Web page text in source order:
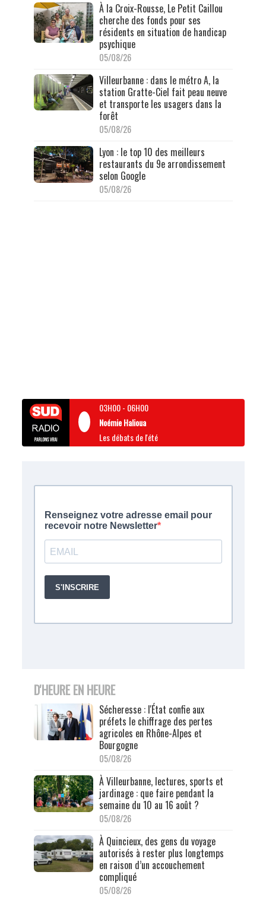
À la Croix-Rousse, Le Petit Caillou
cherche des fonds pour ses
résidents en situation de handicap
psychique
05/08/26
Villeurbanne : dans le métro A, la
station Gratte-Ciel fait peau neuve
et transporte les usagers dans la
forêt
05/08/26
Lyon : le top 10 des meilleurs
restaurants du 9e arrondissement
selon Google
05/08/26
03H00- 06H00
Noémie Halioua
Les débats de l'été
D'HEURE EN HEURE
Sécheresse : l'État confie aux
préfets le chiffrage des pertes
agricoles en Rhône-Alpes et
Bourgogne
05/08/26
À Villeurbanne, lectures, sports et
jardinage : que faire pendant la
semaine du 10 au 16 août ?
05/08/26
À Quincieux, des gens du voyage
autorisés à rester plus longtemps
en raison d’un accouchement
compliqué
05/08/26